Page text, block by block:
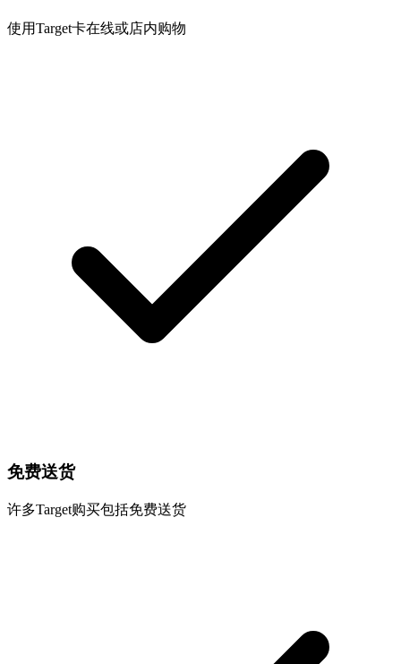
使用Target卡在线或店内购物
免费送货
许多Target购买包括免费送货